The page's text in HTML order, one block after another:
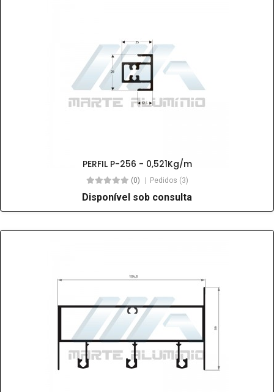
PERFIL P-256 - 0,521Kg/m
(0) Pedidos (3)
Disponível sob consulta